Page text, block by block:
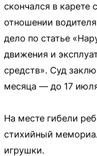
скончался в
отношении
дело по статье
движения и
средств». Суд
месяца — до 17
На месте гибели
стихийный
игрушки.